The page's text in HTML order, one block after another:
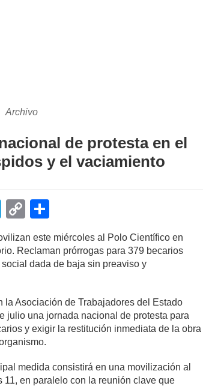
Archivo
de protesta en el
y el vaciamiento
T
el
e
gr
m
C
p
y
n
k
ar
e
este miércoles al Polo Científico en
Reclaman prórrogas para 379 becarios
dada de baja sin preaviso y
Asociación de Trabajadores del Estado
julio una jornada nacional de protesta para
y exigir la restitución inmediata de la obra
medida consistirá en una movilización al
en paralelo con la reunión clave que